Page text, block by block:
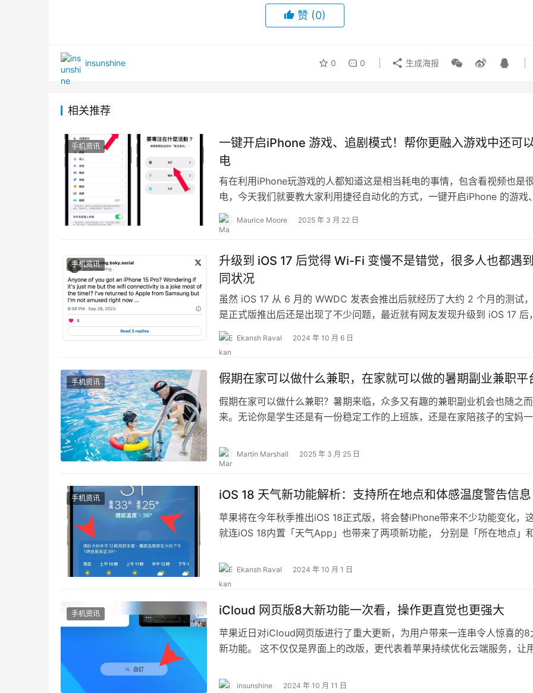
赞 (0)
insunshine 0 0 生成海报
相关推荐
手机资讯
一键开启iPhone 游戏、追剧模式！帮你更融入游戏中还可
电
有在利用iPhone玩游戏的人都知道这是相当耗电的事情，包含看视频也是
电，今天我们就要教大家利用捷径自动化的方式，一键开启iPhone 的游戏
剧模式，让你在玩游戏、看视频的…
Maurice Moore 2025 年 3 月 22 日
手机资讯
升级到 iOS 17 后觉得 Wi-Fi 变慢不是错觉，很多人也都遇
同状况
虽然 iOS 17 从 6 月的 WWDC 发表会推出后就经历了大约 2 个月的测试
是正式版推出后还是出现了不少问题，最近就有网友发现升级到 iOS 17 后
Wi-Fi 变得…
Ekansh Raval 2024 年 10 月 6 日
手机资讯 假期在家可以做什么兼职，在家就可以做的暑期副业兼职平
假期在家可以做什么兼职？暑期来临，众多又有趣的兼职副业机会也随之而
来。无论你是学生还是有一份稳定工作的上班族，还是在家陪孩子的宝妈一
Martin Marshall 2025 年 3 月 25 日
手机资讯 iOS 18 天气新功能解析：支持所在地点和体感温度警告信息
苹果将在今年秋季推出iOS 18正式版，将会替iPhone带来不少功能变化，
就连iOS 18内置「天气App」也带来了两项新功能， 分别是「所在地点」
Ekansh Raval 2024 年 10 月 1 日
手机资讯 iCloud 网页版8大新功能一次看，操作更直觉也更强大
苹果近日对iCloud网页版进行了重大更新，为用户带来一连串令人惊喜的8
新功能。 这不仅仅是界面上的改版，更代表着苹果持续优化云端服务，让
insunshine 2024 年 10 月 11 日